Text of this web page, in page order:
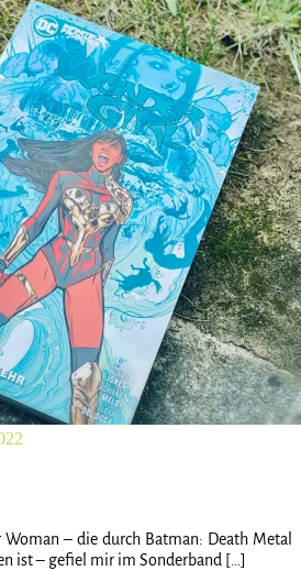
Woman – die durch Batman: Death Metal
ist – gefiel mir im Sonderband […]